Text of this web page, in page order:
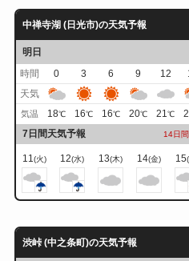
中禅寺湖 (日光市)の天気予報
明日
時間
0 3 6 9 12
天気
気温 18℃ 16℃ 16℃ 20℃ 21℃
7日間天気予報 14日
11(火) 12(水) 13(木) 14(金) 15
渋峠 (中之条町)の天気予報